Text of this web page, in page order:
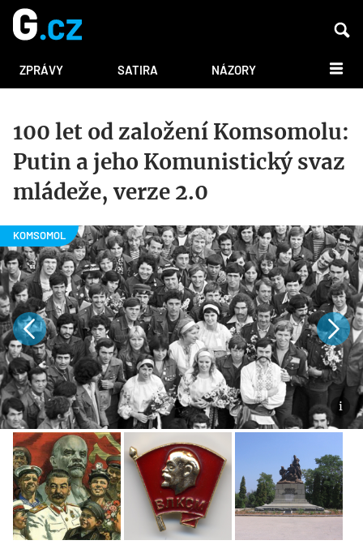
ZPRÁVY SATIRA NÁZORY DALŠÍ
100 let od založení Komsomolu:
Putin a jeho Komunistický svaz
mládeže, verze 2.0